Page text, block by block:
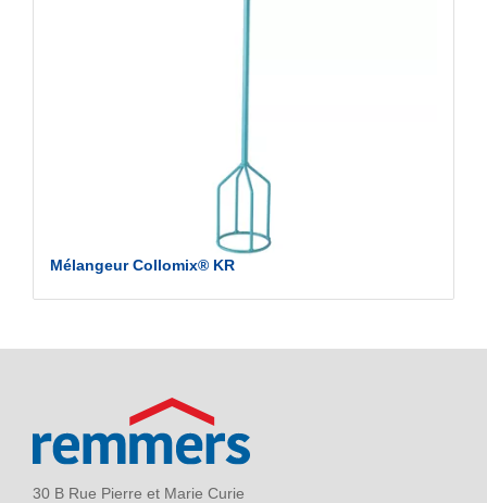
Mélangeur Collomix® KR
30 B Rue Pierre et Marie Curie